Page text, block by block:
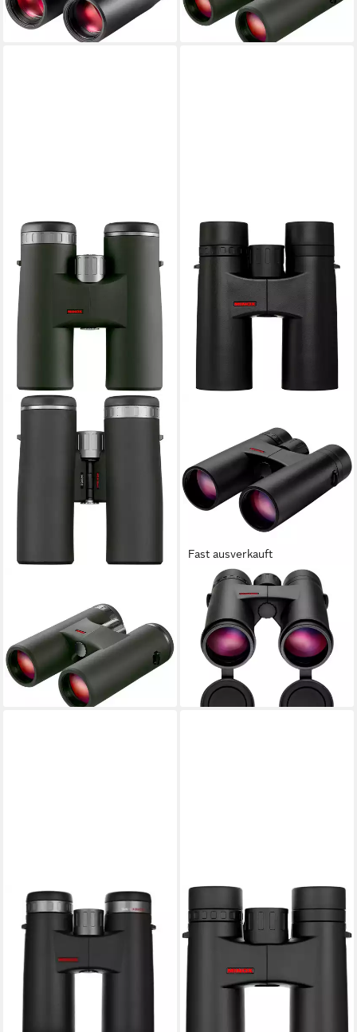
20,29 €
mtl. in 48 Raten
lieferbar - in 2-3 Werktagen bei dir
lieferbar - in 2-3 Werktagen bei dir
Fernglas X-PRO 10x42
890,00 €
25,84 €
mtl. in 48 Raten
lieferbar - in 2-3 Werktagen bei dir
Fast ausverkauft
MINOX
Fernglas X-Tour 8x42
Fernglas
ab 212,99 € UVP 250,00 €
19,45 €mtl. in 12 Raten
lieferbar - in 2-3 Werktagen bei dir